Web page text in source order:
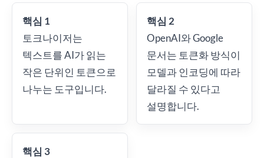
핵심 1
토크나이저는
텍스트를 AI가 읽는
작은 단위인 토큰으로
나누는 도구입니다.
핵심 2
OpenAI와 Google
문서는 토큰화 방식이
모델과 인코딩에 따라
달라질 수 있다고
설명합니다.
핵심 3